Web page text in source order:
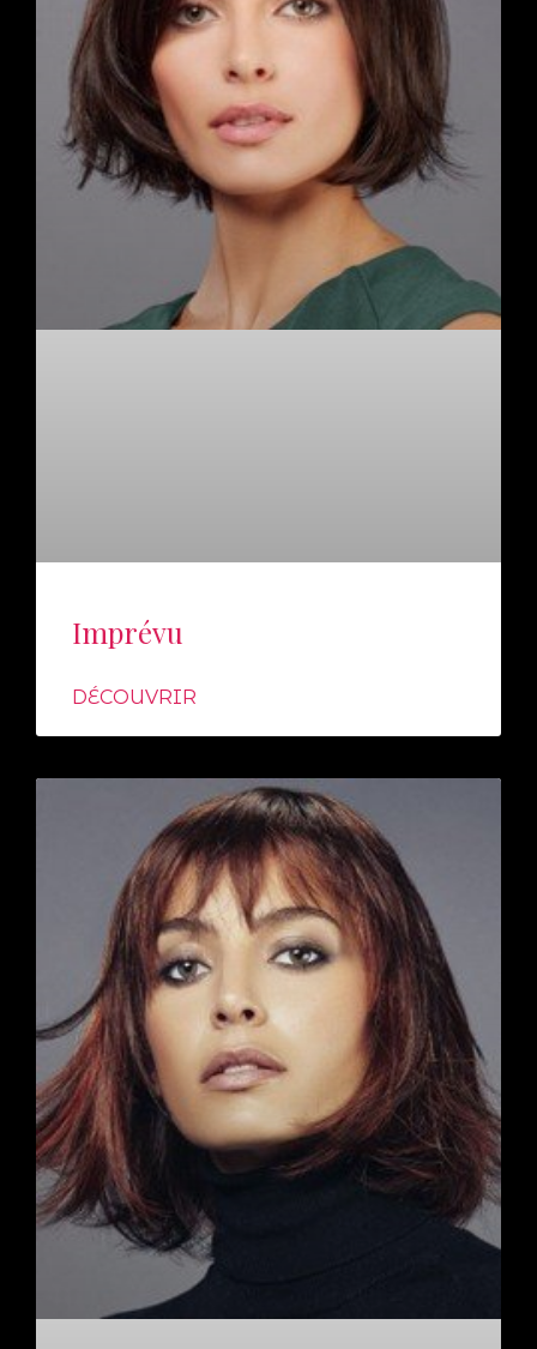
Imprévu
DÉCOUVRIR